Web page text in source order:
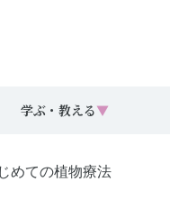
学ぶ・教える▼
めての植物療法